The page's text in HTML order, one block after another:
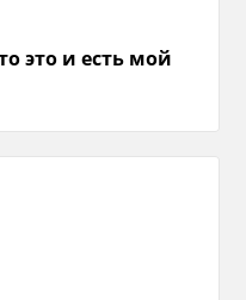
это и есть мой